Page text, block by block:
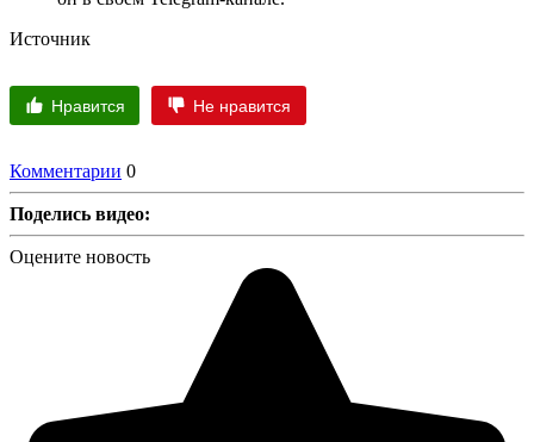
Источник
Нравится Не нравится
Комментарии 0
Поделись видео:
Оцените новость